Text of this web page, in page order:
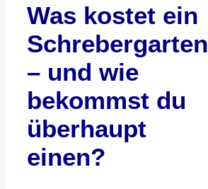
Was kostet ein
Schrebergarten
– und wie
bekommst du
überhaupt
einen?